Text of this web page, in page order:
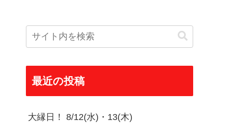
最近の投稿
大縁日！ 8/12(水)・13(木)